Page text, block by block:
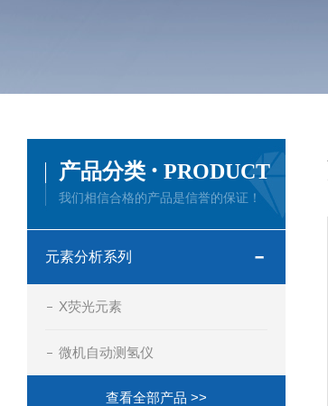
产品分类 · PRODUCT
我们相信合格的产品是信誉的保证！
元素分析系列
X荧光元素
微机自动测氢仪
查看全部产品 >>